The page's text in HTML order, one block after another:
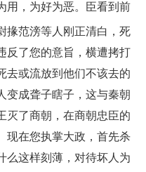
用，为好为恶。臣看到前
掾范滂等人刚正清白，死
反了您的意旨，横遭拷打
去或流放到他们不该去的
变成聋子瞎子，这与秦朝
灭了商朝，在商朝忠臣的
现在您执掌大政，首先杀
么这样刻薄，对待坏人为